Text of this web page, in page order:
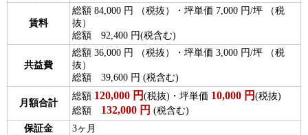
賃料
総額 84,000 円 （税抜）・坪単価 7,000 円/坪 （税
抜）
総額 92,400 円(税含む)
共益費
総額 36,000 円 （税抜）・坪単価 3,000 円/坪 （税
抜）
総額 39,600 円 (税含む)
月額合計
総額 120,000 円 (税抜)・坪単価 10,000 円 (税抜)
総額 132,000 円 (税含む)
保証金
3ヶ月